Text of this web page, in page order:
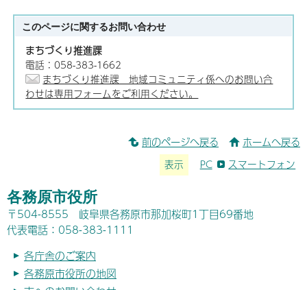
このページに関するお問い合わせ
まちづくり推進課
電話：058-383-1662
まちづくり推進課 地域コミュニティ係へのお問い合
わせは専用フォームをご利用ください。
前のページへ戻る ホームへ戻る
表示 PC スマートフォン
各務原市役所
〒504-8555 岐阜県各務原市那加桜町1丁目69番地
代表電話：058-383-1111
各庁舎のご案内
各務原市役所の地図